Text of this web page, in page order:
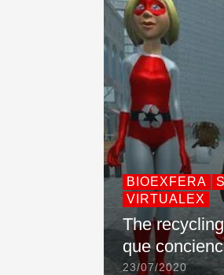
BIOEXFERA
VIRTUALEX
The
que
23/07/2020